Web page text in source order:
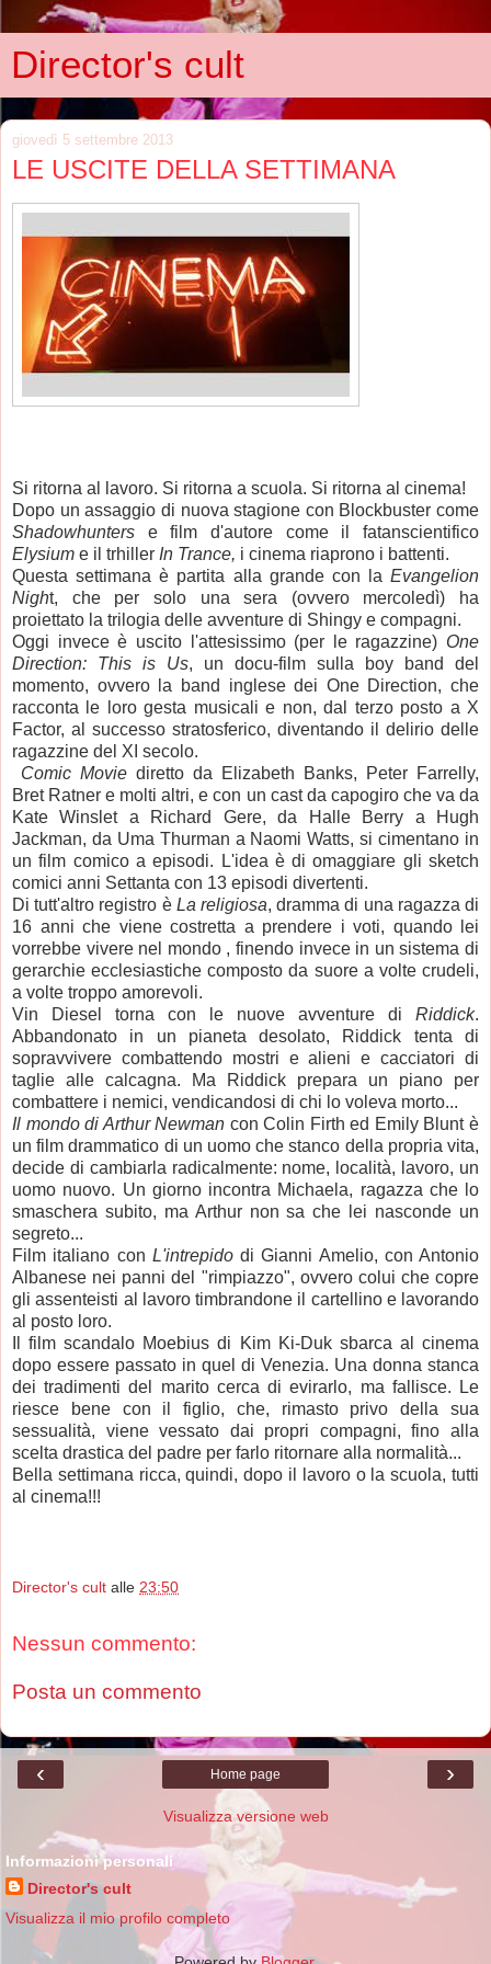
Director's cult
giovedì 5 settembre 2013
LE USCITE DELLA SETTIMANA
Si ritorna al lavoro. Si ritorna a scuola. Si ritorna al cinema!
Dopo un assaggio di nuova stagione con Blockbuster come
Shadowhunters e film d'autore come il fatanscientifico
Elysium e il trhiller In Trance, i cinema riaprono i battenti.
Questa settimana è partita alla grande con la Evangelion
Night, che per solo una sera (ovvero mercoledì) ha
proiettato la trilogia delle avventure di Shingy e compagni.
Oggi invece è uscito l'attesissimo (per le ragazzine) One
Direction: This is Us, un docu-film sulla boy band del
momento, ovvero la band inglese dei One Direction, che
racconta le loro gesta musicali e non, dal terzo posto a X
Factor, al successo stratosferico, diventando il delirio delle
ragazzine del XI secolo.
Comic Movie diretto da Elizabeth Banks, Peter Farrelly,
Bret Ratner e molti altri, e con un cast da capogiro che va da
Kate Winslet a Richard Gere, da Halle Berry a Hugh
Jackman, da Uma Thurman a Naomi Watts, si cimentano in
un film comico a episodi. L'idea è di omaggiare gli sketch
comici anni Settanta con 13 episodi divertenti.
Di tutt'altro registro èLa religiosa, dramma di una ragazza di
16 anni che viene costretta a prendere i voti, quando lei
vorrebbe vivere nel mondo , finendo invece in un sistema di
gerarchie ecclesiastiche composto da suore a volte crudeli,
a volte troppo amorevoli.
Vin Diesel torna con le nuove avventure di Riddick.
Abbandonato in un pianeta desolato, Riddick tenta di
sopravvivere combattendo mostri e alieni e cacciatori di
taglie alle calcagna. Ma Riddick prepara un piano per
combattere i nemici, vendicandosi di chi lo voleva morto...
Il mondo di Arthur Newman con Colin Firth ed Emily Blunt è
un film drammatico di un uomo che stanco della propria vita,
decide di cambiarla radicalmente: nome, località, lavoro, un
uomo nuovo. Un giorno incontra Michaela, ragazza che lo
smaschera subito, ma Arthur non sa che lei nasconde un
segreto...
Film italiano con L'intrepidodi Gianni Amelio, con Antonio
Albanese nei panni del "rimpiazzo", ovvero colui che copre
gli assenteisti al lavoro timbrandone il cartellino e lavorando
al posto loro.
Il film scandalo Moebius di Kim Ki-Duk sbarca al cinema
dopo essere passato in quel di Venezia. Una donna stanca
dei tradimenti del marito cerca di evirarlo, ma fallisce. Le
riesce bene con il figlio, che, rimasto privo della sua
sessualità, viene vessato dai propri compagni, fino alla
scelta drastica del padre per farlo ritornare alla normalità...
Bella settimana ricca, quindi, dopo il lavoro o la scuola, tutti
al cinema!!!
Director's cult alle 23:50
Nessun commento:
Posta un commento
‹ ›
Home page
Visualizza versione web
Informazioni personali
Director's cult
Visualizza il mio profilo completo